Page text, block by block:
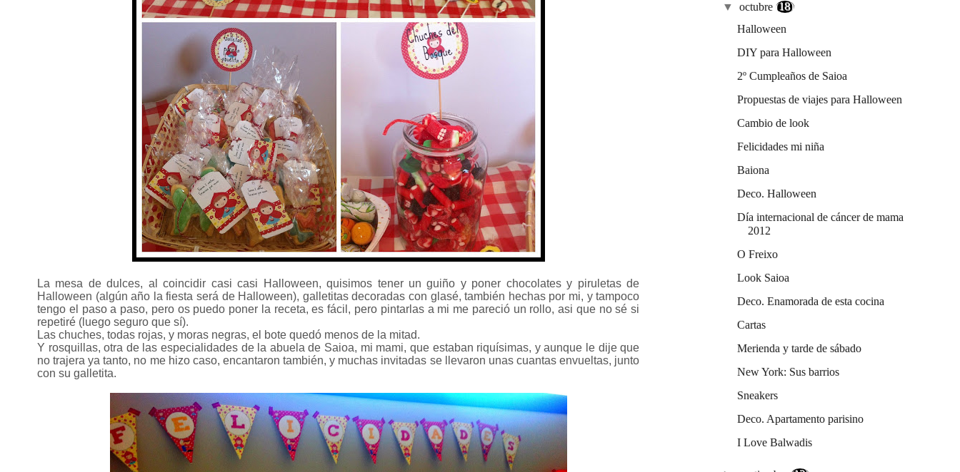
La mesa de dulces, al coincidir casi casi Halloween, quisimos tener un guiño y poner chocolates y piruletas de
Halloween (algún año la fiesta será de Halloween), galletitas decoradas con glasé, también hechas por mi, y tampoco
tengo el paso a paso, pero os puedo poner la receta, es fácil, pero pintarlas a mi me pareció un rollo, asi que no sé si
repetiré (luego seguro que sí).
Las chuches, todas rojas, y moras negras, el bote quedó menos de la mitad.
Y rosquillas, otra de las especialidades de la abuela de Saioa, mi mami, que estaban riquísimas, y aunque le dije que
no trajera ya tanto, no me hizo caso, encantaron también, y muchas invitadas se llevaron unas cuantas envueltas, junto
con su galletita.
▼octubre (18)
Halloween
DIY para Halloween
2º Cumpleaños de Saioa
Propuestas de viajes para Halloween
Cambio de look
Felicidades mi niña
Baiona
Deco. Halloween
Día internacional de cáncer de mama
2012
O Freixo
Look Saioa
Deco. Enamorada de esta cocina
Cartas
Merienda y tarde de sábado
New York: Sus barrios
Sneakers
Deco. Apartamento parisino
I Love Balwadis